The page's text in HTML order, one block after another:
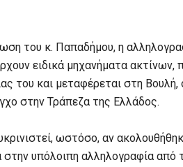
του κ. Παπαδήμου, η
ειδικά μηχανήματα
του και μεταφέρεται στη
στην Τράπεζα της Ελλάδος.
ωστόσο, αν
υπόλοιπη αλληλογραφία από